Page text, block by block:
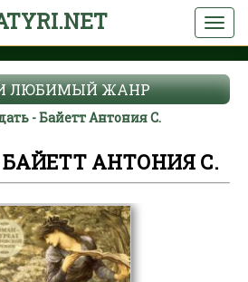
ЛЮБИМЫЙ ЖАНР
- Байетт Антония С.
АНТОНИЯ С.